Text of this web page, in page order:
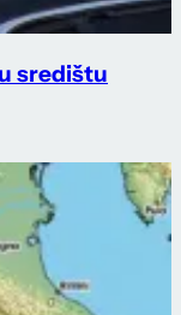
središtu